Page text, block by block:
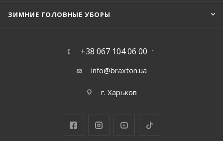
ЗИМНИЕ ГОЛОВНЫЕ УБОРЫ
+38 067 104 06 00
info@braxton.ua
г. Харьков